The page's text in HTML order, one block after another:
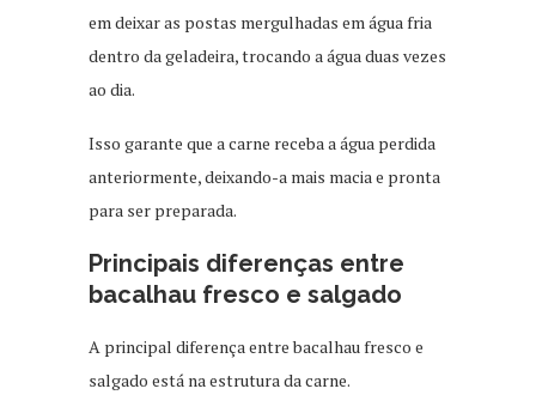
em deixar as postas mergulhadas em água fria
dentro da geladeira, trocando a água duas vezes
ao dia.
Isso garante que a carne receba a água perdida
anteriormente, deixando-a mais macia e pronta
para ser preparada.
Principais diferenças entre
bacalhau fresco e salgado
A principal diferença entre bacalhau fresco e
salgado está na estrutura da carne.